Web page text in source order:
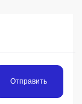
Отправить